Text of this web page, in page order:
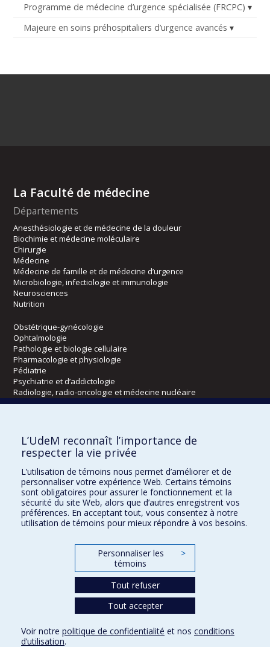
Programme de médecine d’urgence spécialisée (FRCPC)
Majeure en soins préhospitaliers d’urgence avancés
La Faculté de médecine
Départements
Anesthésiologie et de médecine de la douleur
Biochimie et médecine moléculaire
Chirurgie
Médecine
Médecine de famille et de médecine d’urgence
Microbiologie, infectiologie et immunologie
Neurosciences
Nutrition
Obstétrique-gynécologie
Ophtalmologie
Pathologie et biologie cellulaire
Pharmacologie et physiologie
Pédiatrie
Psychiatrie et d’addictologie
Radiologie, radio-oncologie et médecine nucléaire
Kinésiologie et des sciences de l’activité physique
Orthophonie et audiologie
Réadaptation
Directions
DPC
CPASS
L’UdeM reconnaît l’importance de
respecter la vie privée
L’utilisation de témoins nous permet d’améliorer et de
personnaliser votre expérience Web. Certains témoins
sont obligatoires pour assurer le fonctionnement et la
sécurité du site Web, alors que d’autres enregistrent vos
préférences. En acceptant tout, vous consentez à notre
utilisation de témoins pour mieux répondre à vos besoins.
Personnaliser les
témoins
>
Tout refuser
Tout accepter
Voir notre politique de confidentialité et nos conditions
d’utilisation.